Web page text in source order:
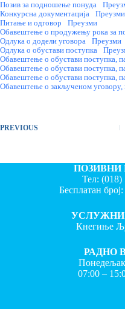
Позив за подношење понуда
Конкурсна документација
Преузми
Питање и одговор
Преузми
Обавештење о продужењу рока за
Одлука о додели уговора
Преузми
Одлука о обустави поступка
Oбавештење о обустави поступка,
Oбавештење о обустави поступка,
Oбавештење о обустави поступка,
Обавештење о закљученом уговору,
PREVIOUS
ПОЗИВНИ
Тел: (018)
Бесплатан
УСЛУЖНИ
Кнегиње
РАДНО
07:00 –